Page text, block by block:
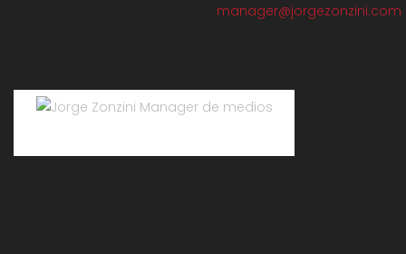
manager@jorgezonzini.com